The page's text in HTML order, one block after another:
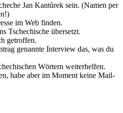
Jan Kantůrek sein. (Namen per
im Web finden.
Tschechische übersetzt.
getroffen.
genannte Interview das, was du
Wörtern weiterhelfen.
habe aber im Moment keine Mail-